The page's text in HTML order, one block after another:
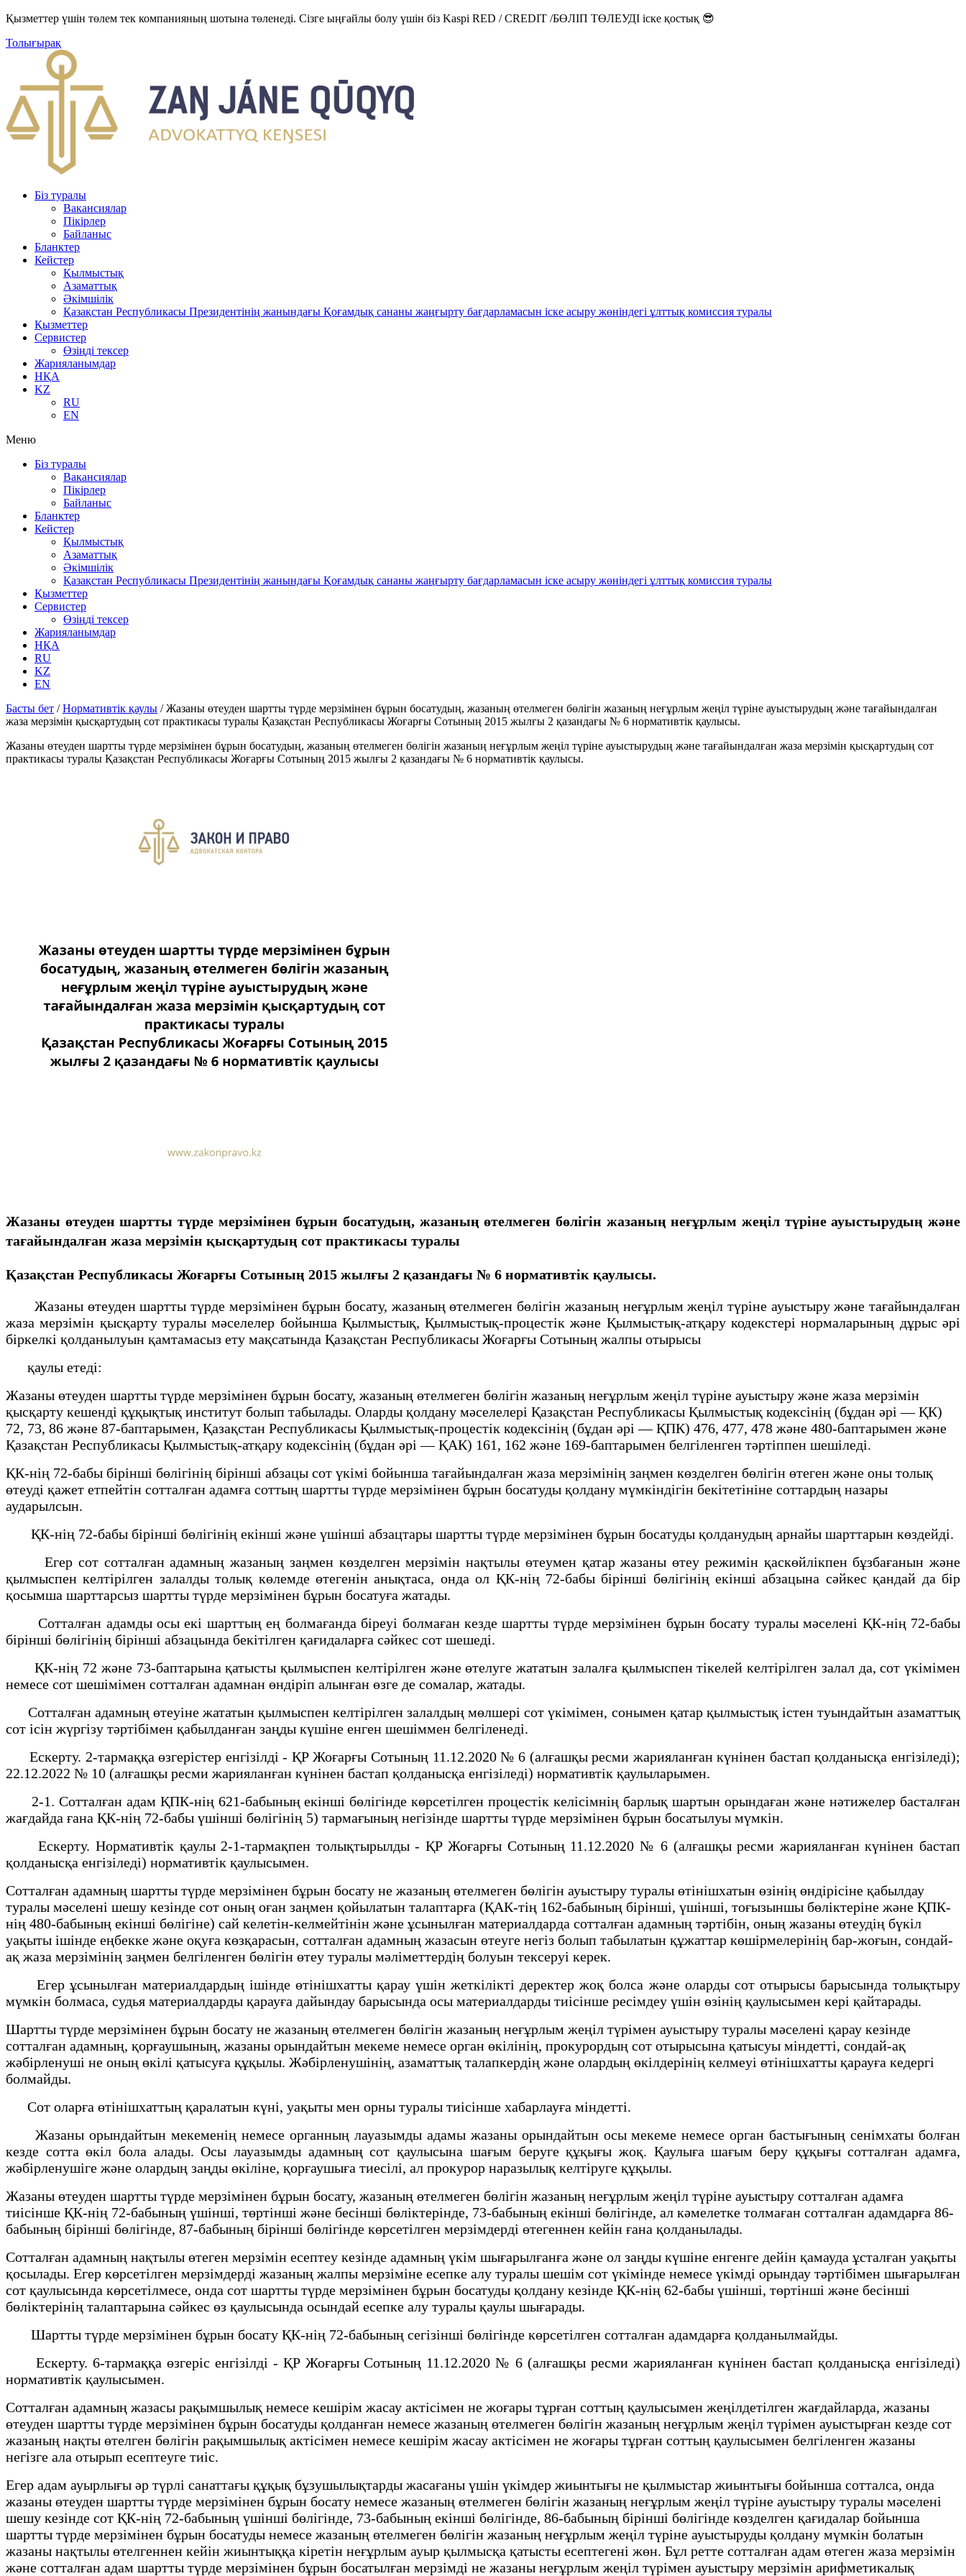
Қызметтер үшін төлем тек компанияның шотына төленеді. Сізге ыңғайлы болу үшін біз Kaspi RED / CREDIT /БӨЛІП ТӨЛЕУДІ іске қостық 😎
Толығырақ
Біз туралы
Вакансиялар
Пікірлер
Байланыс
Бланктер
Кейстер
Қылмыстық
Азаматтық
Әкімшілік
Қазақстан Республикасы Президентінің жанындағы Қоғамдық сананы жаңғырту бағдарламасын іске асыру жөніндегі ұлттық комиссия туралы
Қызметтер
Сервистер
Өзіңді тексер
Жарияланымдар
НҚА
KZ
RU
EN
Меню
Біз туралы
Вакансиялар
Пікірлер
Байланыс
Бланктер
Кейстер
Қылмыстық
Азаматтық
Әкімшілік
Қазақстан Республикасы Президентінің жанындағы Қоғамдық сананы жаңғырту бағдарламасын іске асыру жөніндегі ұлттық комиссия туралы
Қызметтер
Сервистер
Өзіңді тексер
Жарияланымдар
НҚА
RU
KZ
EN
Басты бет /Нормативтік қаулы /Жазаны өтеуден шартты түрде мерзімінен бұрын босатудың, жазаның өтелмеген бөлігін жазаның неғұрлым жеңіл түріне ауыстырудың және тағайындалған
жаза мерзімін қысқартудың сот практикасы туралы Қазақстан Республикасы Жоғарғы Сотының 2015 жылғы 2 қазандағы № 6 нормативтік қаулысы.
Жазаны өтеуден шартты түрде мерзімінен бұрын босатудың, жазаның өтелмеген бөлігін жазаның неғұрлым жеңіл түріне ауыстырудың және тағайындалған жаза мерзімін қысқартудың сот
практикасы туралы Қазақстан Республикасы Жоғарғы Сотының 2015 жылғы 2 қазандағы № 6 нормативтік қаулысы.
Жазаны өтеуден шартты түрде мерзімінен бұрын босатудың, жазаның өтелмеген бөлігін жазаның неғұрлым жеңіл түріне ауыстырудың және
тағайындалған жаза мерзімін қысқартудың сот практикасы туралы
Қазақстан Республикасы Жоғарғы Сотының 2015 жылғы 2 қазандағы № 6 нормативтік қаулысы.
Жазаны өтеуден шартты түрде мерзімінен бұрын босату, жазаның өтелмеген бөлігін жазаның неғұрлым жеңіл түріне ауыстыру және тағайындалған
жаза мерзімін қысқарту туралы мәселелер бойынша Қылмыстық, Қылмыстық-процестік және Қылмыстық-атқару кодекстері нормаларының дұрыс әрі
біркелкі қолданылуын қамтамасыз ету мақсатында Қазақстан Республикасы Жоғарғы Сотының жалпы отырысы
қаулы етеді:
Жазаны өтеуден шартты түрде мерзімінен бұрын босату, жазаның өтелмеген бөлігін жазаның неғұрлым жеңіл түріне ауыстыру және жаза мерзімін
қысқарту кешенді құқықтық институт болып табылады. Оларды қолдану мәселелері Қазақстан Республикасы Қылмыстық кодексінің (бұдан әрі — ҚК)
72, 73, 86 және 87-баптарымен, Қазақстан Республикасы Қылмыстық-процестік кодексінің (бұдан әрі — ҚПК) 476, 477, 478 және 480-баптарымен және
Қазақстан Республикасы Қылмыстық-атқару кодексінің (бұдан әрі — ҚАК) 161, 162 және 169-баптарымен белгіленген тәртіппен шешіледі.
ҚК-нің 72-бабы бірінші бөлігінің бірінші абзацы сот үкімі бойынша тағайындалған жаза мерзімінің заңмен көзделген бөлігін өтеген және оны толық
өтеуді қажет етпейтін сотталған адамға соттың шартты түрде мерзімінен бұрын босатуды қолдану мүмкіндігін бекітетініне соттардың назары
аударылсын.
ҚК-нің 72-бабы бірінші бөлігінің екінші және үшінші абзацтары шартты түрде мерзімінен бұрын босатуды қолданудың арнайы шарттарын көздейді.
Егер сот сотталған адамның жазаның заңмен көзделген мерзімін нақтылы өтеумен қатар жазаны өтеу режимін қаскөйлікпен бұзбағанын және
қылмыспен келтірілген залалды толық көлемде өтегенін анықтаса, онда ол ҚК-нің 72-бабы бірінші бөлігінің екінші абзацына сәйкес қандай да бір
қосымша шарттарсыз шартты түрде мерзімінен бұрын босатуға жатады.
Сотталған адамды осы екі шарттың ең болмағанда біреуі болмаған кезде шартты түрде мерзімінен бұрын босату туралы мәселені ҚК-нің 72-бабы
бірінші бөлігінің бірінші абзацында бекітілген қағидаларға сәйкес сот шешеді.
ҚК-нің 72 және 73-баптарына қатысты қылмыспен келтірілген және өтелуге жататын залалға қылмыспен тікелей келтірілген залал да, сот үкімімен
немесе сот шешімімен сотталған адамнан өндіріп алынған өзге де сомалар, жатады.
Сотталған адамның өтеуіне жататын қылмыспен келтірілген залалдың мөлшері сот үкімімен, сонымен қатар қылмыстық істен туындайтын азаматтық
сот ісін жүргізу тәртібімен қабылданған заңды күшіне енген шешіммен белгіленеді.
Ескерту. 2-тармаққа өзгерістер енгізілді - ҚР Жоғарғы Сотының 11.12.2020 № 6 (алғашқы ресми жарияланған күнінен бастап қолданысқа енгізіледі);
22.12.2022 № 10 (алғашқы ресми жарияланған күнінен бастап қолданысқа енгізіледі) нормативтік қаулыларымен.
2-1. Сотталған адам ҚПК-нің 621-бабының екінші бөлігінде көрсетілген процестік келісімнің барлық шартын орындаған және нәтижелер басталған
жағдайда ғана ҚК-нің 72-бабы үшінші бөлігінің 5) тармағының негізінде шартты түрде мерзімінен бұрын босатылуы мүмкін.
Ескерту. Нормативтік қаулы 2-1-тармақпен толықтырылды - ҚР Жоғарғы Сотының 11.12.2020 № 6 (алғашқы ресми жарияланған күнінен бастап
қолданысқа енгізіледі) нормативтік қаулысымен.
Сотталған адамның шартты түрде мерзімінен бұрын босату не жазаның өтелмеген бөлігін ауыстыру туралы өтінішхатын өзінің өндірісіне қабылдау
туралы мәселені шешу кезінде сот оның оған заңмен қойылатын талаптарға (ҚАК-тің 162-бабының бірінші, үшінші, тоғызыншы бөліктеріне және ҚПК-
нің 480-бабының екінші бөлігіне) сай келетін-келмейтінін және ұсынылған материалдарда сотталған адамның тәртібін, оның жазаны өтеудің бүкіл
уақыты ішінде еңбекке және оқуға көзқарасын, сотталған адамның жазасын өтеуге негіз болып табылатын құжаттар көшірмелерінің бар-жоғын, сондай-
ақ жаза мерзімінің заңмен белгіленген бөлігін өтеу туралы мәліметтердің болуын тексеруі керек.
Егер ұсынылған материалдардың ішінде өтінішхатты қарау үшін жеткілікті деректер жоқ болса және оларды сот отырысы барысында толықтыру
мүмкін болмаса, судья материалдарды қарауға дайындау барысында осы материалдарды тиісінше ресімдеу үшін өзінің қаулысымен кері қайтарады.
Шартты түрде мерзімінен бұрын босату не жазаның өтелмеген бөлігін жазаның неғұрлым жеңіл түрімен ауыстыру туралы мәселені қарау кезінде
сотталған адамның, қорғаушының, жазаны орындайтын мекеме немесе орган өкілінің, прокурордың сот отырысына қатысуы міндетті, сондай-ақ
жәбірленуші не оның өкілі қатысуға құқылы. Жәбірленушінің, азаматтық талапкердің және олардың өкілдерінің келмеуі өтінішхатты қарауға кедергі
болмайды.
Сот оларға өтінішхаттың қаралатын күні, уақыты мен орны туралы тиісінше хабарлауға міндетті.
Жазаны орындайтын мекеменің немесе органның лауазымды адамы жазаны орындайтын осы мекеме немесе орган бастығының сенімхаты болған
кезде сотта өкіл бола алады. Осы лауазымды адамның сот қаулысына шағым беруге құқығы жоқ. Қаулыға шағым беру құқығы сотталған адамға,
жәбірленушіге және олардың заңды өкіліне, қорғаушыға тиесілі, ал прокурор наразылық келтіруге құқылы.
Жазаны өтеуден шартты түрде мерзімінен бұрын босату, жазаның өтелмеген бөлігін жазаның неғұрлым жеңіл түріне ауыстыру сотталған адамға
тиісінше ҚК-нің 72-бабының үшінші, төртінші және бесінші бөліктерінде, 73-бабының екінші бөлігінде, ал кәмелетке толмаған сотталған адамдарға 86-
бабының бірінші бөлігінде, 87-бабының бірінші бөлігінде көрсетілген мерзімдерді өтегеннен кейін ғана қолданылады.
Сотталған адамның нақтылы өтеген мерзімін есептеу кезінде адамның үкім шығарылғанға және ол заңды күшіне енгенге дейін қамауда ұсталған уақыты
қосылады. Егер көрсетілген мерзімдерді жазаның жалпы мерзіміне есепке алу туралы шешім сот үкімінде немесе үкімді орындау тәртібімен шығарылған
сот қаулысында көрсетілмесе, онда сот шартты түрде мерзімінен бұрын босатуды қолдану кезінде ҚК-нің 62-бабы үшінші, төртінші және бесінші
бөліктерінің талаптарына сәйкес өз қаулысында осындай есепке алу туралы қаулы шығарады.
Шартты түрде мерзімінен бұрын босату ҚК-нің 72-бабының сегізінші бөлігінде көрсетілген сотталған адамдарға қолданылмайды.
Ескерту. 6-тармаққа өзгеріс енгізілді - ҚР Жоғарғы Сотының 11.12.2020 № 6 (алғашқы ресми жарияланған күнінен бастап қолданысқа енгізіледі)
нормативтік қаулысымен.
Сотталған адамның жазасы рақымшылық немесе кешірім жасау актісімен не жоғары тұрған соттың қаулысымен жеңілдетілген жағдайларда, жазаны
өтеуден шартты түрде мерзімінен бұрын босатуды қолданған немесе жазаның өтелмеген бөлігін жазаның неғұрлым жеңіл түрімен ауыстырған кезде сот
жазаның нақты өтелген бөлігін рақымшылық актісімен немесе кешірім жасау актісімен не жоғары тұрған соттың қаулысымен белгіленген жазаны
негізге ала отырып есептеуге тиіс.
Егер адам ауырлығы әр түрлі санаттағы құқық бұзушылықтарды жасағаны үшін үкімдер жиынтығы не қылмыстар жиынтығы бойынша сотталса, онда
жазаны өтеуден шартты түрде мерзімінен бұрын босату немесе жазаның өтелмеген бөлігін жазаның неғұрлым жеңіл түріне ауыстыру туралы мәселені
шешу кезінде сот ҚК-нің 72-бабының үшінші бөлігінде, 73-бабының екінші бөлігінде, 86-бабының бірінші бөлігінде көзделген қағидалар бойынша
шартты түрде мерзімінен бұрын босатуды немесе жазаның өтелмеген бөлігін жазаның неғұрлым жеңіл түріне ауыстыруды қолдану мүмкін болатын
жазаны нақтылы өтелгеннен кейін жиынтыққа кіретін неғұрлым ауыр қылмысқа қатысты есептегені жөн. Бұл ретте сотталған адам өтеген жаза мерзімін
және сотталған адам шартты түрде мерзімінен бұрын босатылған мерзімді не жазаны неғұрлым жеңіл түрімен ауыстыру мерзімін арифметикалық